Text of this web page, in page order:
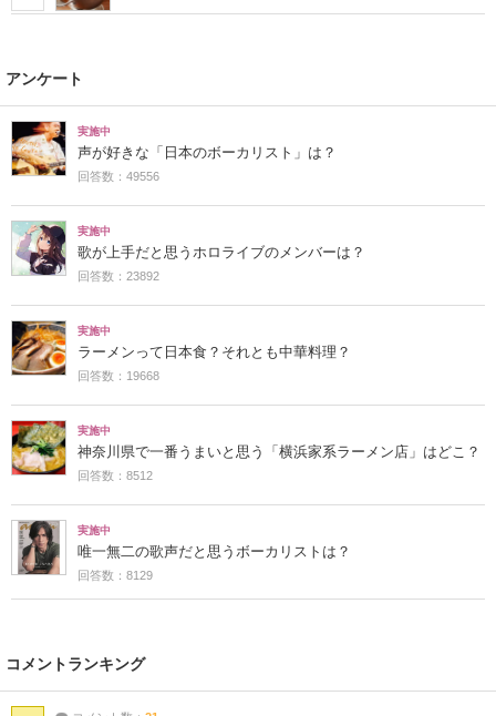
アンケート
実施中
声が好きな「日本のボーカリスト」は？
回答数：49556
実施中
歌が上手だと思うホロライブのメンバーは？
回答数：23892
実施中
ラーメンって日本食？それとも中華料理？
回答数：19668
実施中
神奈川県で一番うまいと思う「横浜家系ラーメン店」はどこ？
回答数：8512
実施中
唯一無二の歌声だと思うボーカリストは？
回答数：8129
コメントランキング